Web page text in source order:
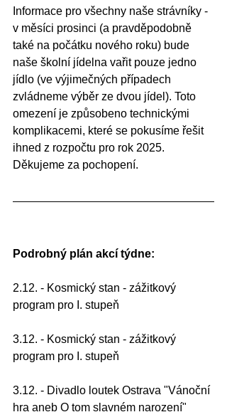
Informace pro všechny naše strávníky -
v měsíci prosinci (a pravděpodobně
také na počátku nového roku) bude
naše školní jídelna vařit pouze jedno
jídlo (ve výjimečných případech
zvládneme výběr ze dvou jídel). Toto
omezení je způsobeno technickými
komplikacemi, které se pokusíme řešit
ihned z rozpočtu pro rok 2025.
Děkujeme za pochopení.
Podrobný plán akcí týdne:
2.12. - Kosmický stan - zážitkový
program pro I. stupeň
3.12. - Kosmický stan - zážitkový
program pro I. stupeň
3.12. - Divadlo loutek Ostrava "Vánoční
hra aneb O tom slavném narození"